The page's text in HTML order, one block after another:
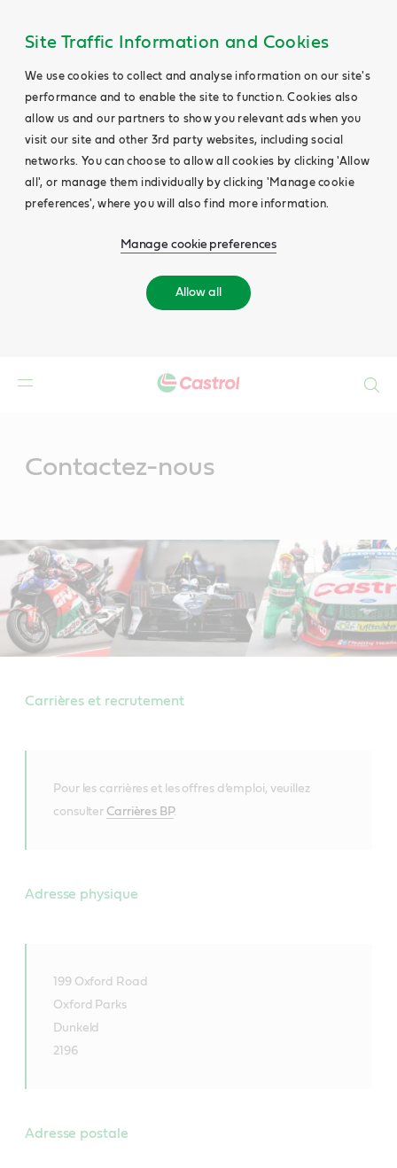
Site Traffic Information and Cookies
We use cookies to collect and analyse information on our site's
performance and to enable the site to function. Cookies also
allow us and our partners to show you relevant ads when you
visit our site and other 3rd party websites, including social
networks. You can choose to allow all cookies by clicking 'Allow
all', or manage them individually by clicking 'Manage cookie
preferences', where you will also find more information.
Manage cookie preferences
Allow all
Contactez-nous
Carrières et recrutement
Pour les carrières et les offres d’emploi, veuillez
consulter Carrières BP.
Adresse physique
199 Oxford Road
Oxford Parks
Dunkeld
2196
Adresse postale